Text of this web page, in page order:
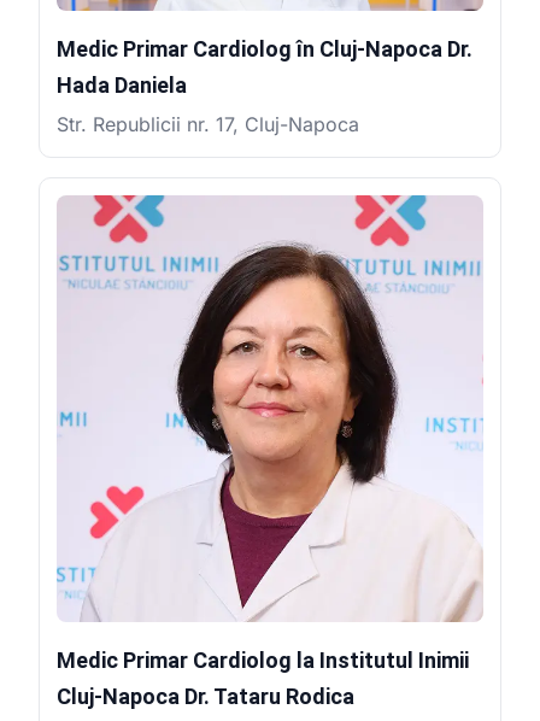
Medic Primar Cardiolog în Cluj-Napoca Dr.
Hada Daniela
Str. Republicii nr. 17, Cluj-Napoca
Medic Primar Cardiolog la Institutul Inimii
Cluj-Napoca Dr. Tataru Rodica